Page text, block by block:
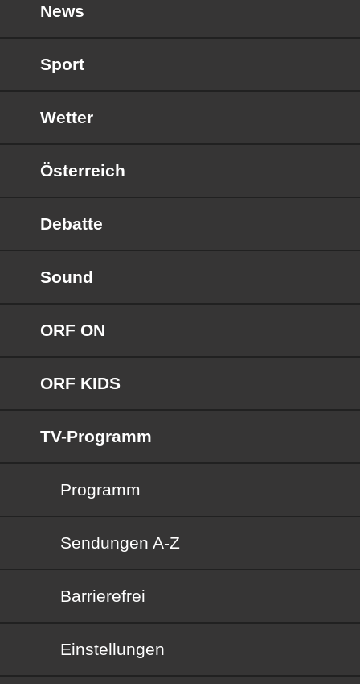
News
Sport
Wetter
Österreich
Debatte
Sound
ORF ON
ORF KIDS
TV-Programm
Programm
Sendungen von A bis Z
Sendungen A-Z
Barrierefrei
Barrierefrei
Einstellungen